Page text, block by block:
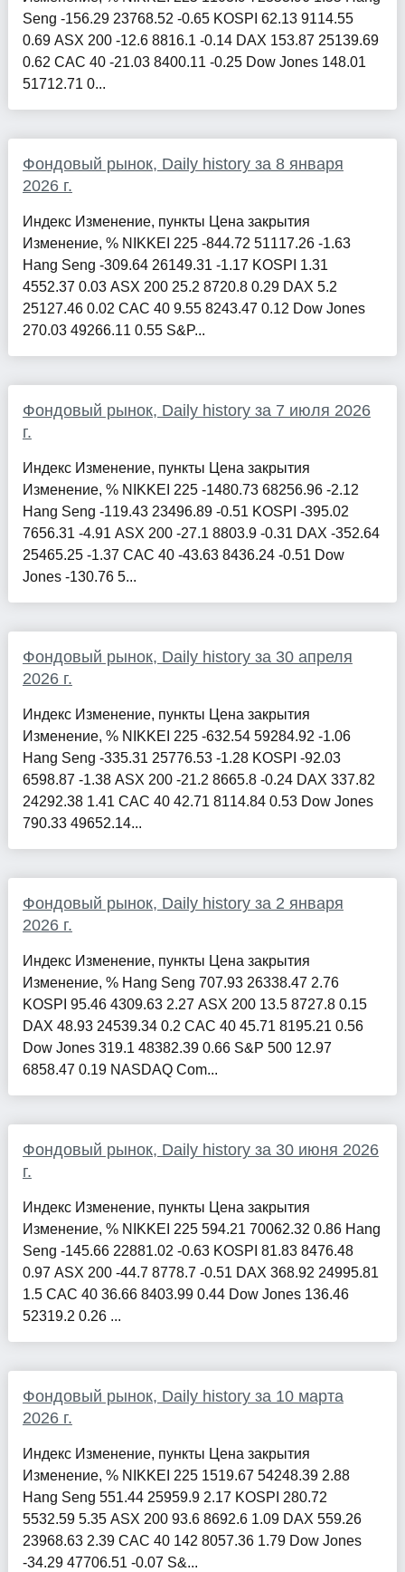
Seng -156.29 23768.52 -0.65 KOSPI 62.13 9114.55
0.69 ASX 200 -12.6 8816.1 -0.14 DAX 153.87 25139.69
0.62 CAC 40 -21.03 8400.11 -0.25 Dow Jones 148.01
51712.71 0...
Фондовый рынок, Daily history за 8 января
2026 г.
Индекс Изменение, пункты Цена закрытия
Изменение, % NIKKEI 225 -844.72 51117.26 -1.63
Hang Seng -309.64 26149.31 -1.17 KOSPI 1.31
4552.37 0.03 ASX 200 25.2 8720.8 0.29 DAX 5.2
25127.46 0.02 CAC 40 9.55 8243.47 0.12 Dow Jones
270.03 49266.11 0.55 S&P...
Фондовый рынок, Daily history за 7 июля 2026
г.
Индекс Изменение, пункты Цена закрытия
Изменение, % NIKKEI 225 -1480.73 68256.96 -2.12
Hang Seng -119.43 23496.89 -0.51 KOSPI -395.02
7656.31 -4.91 ASX 200 -27.1 8803.9 -0.31 DAX -352.64
25465.25 -1.37 CAC 40 -43.63 8436.24 -0.51 Dow
Jones -130.76 5...
Фондовый рынок, Daily history за 30 апреля
2026 г.
Индекс Изменение, пункты Цена закрытия
Изменение, % NIKKEI 225 -632.54 59284.92 -1.06
Hang Seng -335.31 25776.53 -1.28 KOSPI -92.03
6598.87 -1.38 ASX 200 -21.2 8665.8 -0.24 DAX 337.82
24292.38 1.41 CAC 40 42.71 8114.84 0.53 Dow Jones
790.33 49652.14...
Фондовый рынок, Daily history за 2 января
2026 г.
Индекс Изменение, пункты Цена закрытия
Изменение, % Hang Seng 707.93 26338.47 2.76
KOSPI 95.46 4309.63 2.27 ASX 200 13.5 8727.8 0.15
DAX 48.93 24539.34 0.2 CAC 40 45.71 8195.21 0.56
Dow Jones 319.1 48382.39 0.66 S&P 500 12.97
6858.47 0.19 NASDAQ Com...
Фондовый рынок, Daily history за 30 июня 2026
г.
Индекс Изменение, пункты Цена закрытия
Изменение, % NIKKEI 225 594.21 70062.32 0.86 Hang
Seng -145.66 22881.02 -0.63 KOSPI 81.83 8476.48
0.97 ASX 200 -44.7 8778.7 -0.51 DAX 368.92 24995.81
1.5 CAC 40 36.66 8403.99 0.44 Dow Jones 136.46
52319.2 0.26 ...
Фондовый рынок, Daily history за 10 марта
2026 г.
Индекс Изменение, пункты Цена закрытия
Изменение, % NIKKEI 225 1519.67 54248.39 2.88
Hang Seng 551.44 25959.9 2.17 KOSPI 280.72
5532.59 5.35 ASX 200 93.6 8692.6 1.09 DAX 559.26
23968.63 2.39 CAC 40 142 8057.36 1.79 Dow Jones
-34.29 47706.51 -0.07 S&...